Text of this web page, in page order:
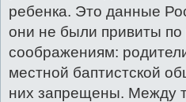
ребенка. Это данные
они не были привиты по
соображениям:
местной баптистской
них запрещены. Между